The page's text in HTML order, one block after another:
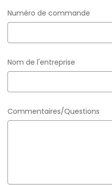
Numéro de commande
Nom de l'entreprise
Commentaires/Questions